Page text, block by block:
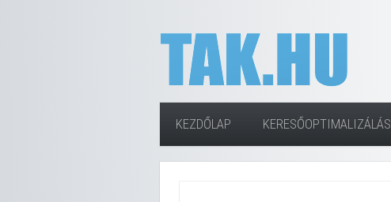
KEZDŐLAP KERESŐOPTIMALIZÁLÁS